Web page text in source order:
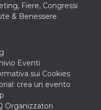
Fiere, Congressi
& Benessere
Eventi
sui Cookies
crea un evento
Organizzatori